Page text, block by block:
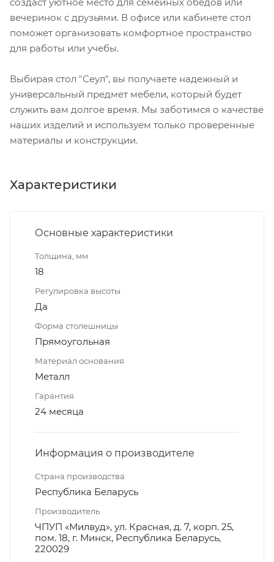
вечеринок с друзьями. В офисе или кабинете стол
поможет организовать комфортное пространство
для работы или учебы.
Выбирая стол "Сеул", вы получаете надежный и
универсальный предмет мебели, который будет
служить вам долгое время. Мы заботимся о качестве
наших изделий и используем только проверенные
материалы и конструкции.
Характеристики
Основные характеристики
Толщина, мм
18
Регулировка высоты
Да
Форма столешницы
Прямоугольная
Материал основания
Металл
Гарантия
24 месяца
Информация о производителе
Страна производства
Республика Беларусь
Производитель
ЧПУП «Милвуд», ул. Красная, д. 7, корп. 25,
пом. 18, г. Минск, Республика Беларусь,
220029